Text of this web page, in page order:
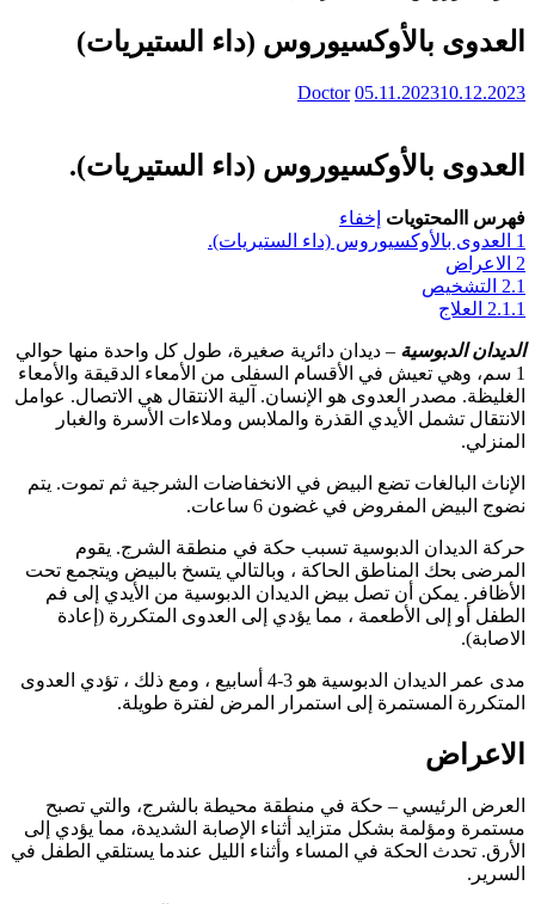
العدوى بالأوكسيوروس (داء الستيريات)
05.11.202310.12.2023
Doctor
العدوى بالأوكسيوروس (داء الستيريات).
فهرس االمحتويات إخفاء
1 العدوى بالأوكسيوروس (داء الستيريات).
2 الاعراض
2.1 التشخيص
2.1.1 العلاج
الديدان الدبوسية – ديدان دائرية صغيرة، طول كل واحدة منها حوالي
1 سم، وهي تعيش في الأقسام السفلى من الأمعاء الدقيقة والأمعاء
الغليظة. مصدر العدوى هو الإنسان. آلية الانتقال هي الاتصال. عوامل
الانتقال تشمل الأيدي القذرة والملابس وملاءات الأسرة والغبار
المنزلي.
الإناث البالغات تضع البيض في الانخفاضات الشرجية ثم تموت. يتم
نضوج البيض المفروض في غضون 6 ساعات.
حركة الديدان الدبوسية تسبب حكة في منطقة الشرج. يقوم
المرضى بحك المناطق الحاكة ، وبالتالي يتسخ بالبيض ويتجمع تحت
الأظافر. يمكن أن تصل بيض الديدان الدبوسية من الأيدي إلى فم
الطفل أو إلى الأطعمة ، مما يؤدي إلى العدوى المتكررة (إعادة
الاصابة).
مدى عمر الديدان الدبوسية هو 3-4 أسابيع ، ومع ذلك ، تؤدي العدوى
المتكررة المستمرة إلى استمرار المرض لفترة طويلة.
الاعراض
العرض الرئيسي – حكة في منطقة محيطة بالشرج، والتي تصبح
مستمرة ومؤلمة بشكل متزايد أثناء الإصابة الشديدة، مما يؤدي إلى
الأرق. تحدث الحكة في المساء وأثناء الليل عندما يستلقي الطفل في
السرير.